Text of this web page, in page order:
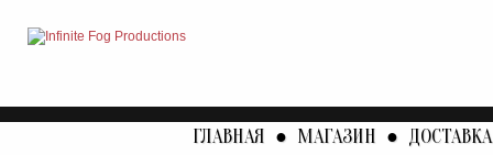
ГЛАВНАЯ ● МАГАЗИН ●